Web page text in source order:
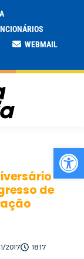
WEBMAIL
de
2017 18:17